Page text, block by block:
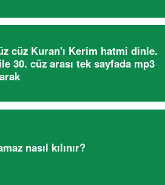
cüz Kuran'ı Kerim hatmi dinle.
30. cüz arası tek sayfada mp3
nasıl kılınır?